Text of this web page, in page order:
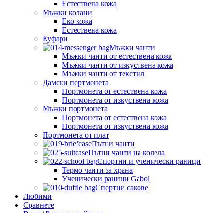
Естествена кожа
Мъжки колани
Еко кожа
Естествена кожа
Куфари
Мъжки чанти
Мъжки чанти от естествена кожа
Мъжки чанти от изкуствена кожа
Мъжки чанти от текстил
Дамски портмонета
Портмонета от естествена кожа
Портмонета от изкуствена кожа
Мъжки портмонета
Портмонета от естествена кожа
Портмонета от изкуствена кожа
Портмонета от плат
Пътни чанти
Пътни чанти на колела
Спортни и ученически раници
Термо чанти за храна
Ученически раници Gabol
Спортни сакове
Любими
Сравнете